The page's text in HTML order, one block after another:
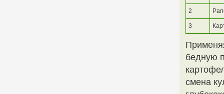
2
3
бедную
смена